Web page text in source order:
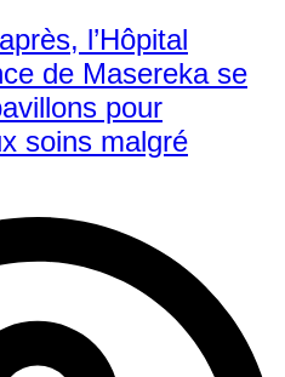
l’Hôpital
de Masereka se
pour
soins malgré